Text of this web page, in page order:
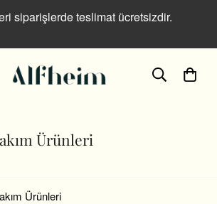
siparişlerde teslimat ücretsizdir.
Ürünleri
Ürünleri